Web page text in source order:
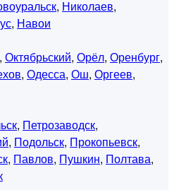
, Николаев,
, Навои
, Октябрьский, Орёл, Оренбург,
, Одесса, Ош, Оргеев,
, Петрозаводск,
, Подольск, Прокопьевск,
, Павлов, Пушкин, Полтава,